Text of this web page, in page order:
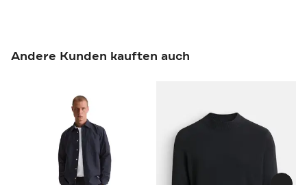
Andere Kunden kauften auch